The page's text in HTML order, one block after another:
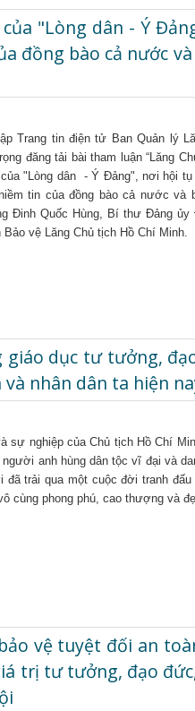
"Lòng dân - Ý
đồng bào cả nước
Trang tin điện tử Ban Quản lý
đăng tải bài tham luận “Lăng
"Lòng dân - Ý Đảng", nơi hội
tin của đồng bào cả nước và
Đinh Quốc Hùng, Bí thư Đảng ủy
Bảo vệ Lăng Chủ tịch Hồ Chí Minh.
dục tư tưởng,
nhân dân ta hiện
sự nghiệp của Chủ tịch Hồ Chí
người anh hùng dân tộc vĩ đại và
đã trải qua một cuộc đời tranh đấu
cùng phong phú, cao thượng và
vệ tuyệt đối an
trị tư tưởng, đạo